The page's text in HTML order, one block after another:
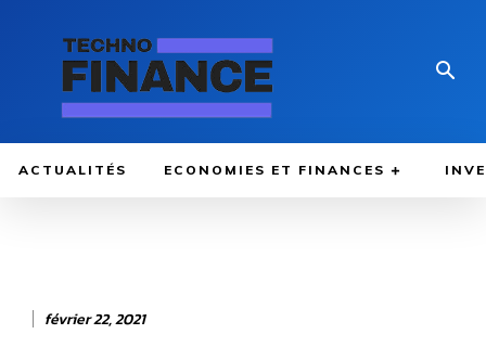
ACTUALITÉS ECONOMIES ET FINANCES
février 22, 2021